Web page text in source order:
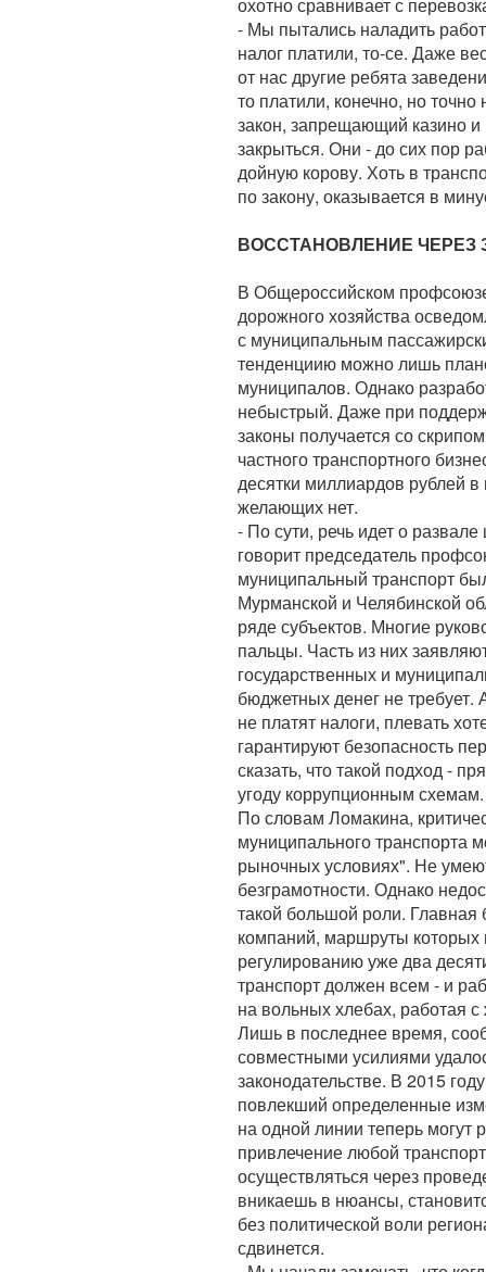
- Мы пытались наладить
налог платили, то-се. Даже
от нас другие ребята
то платили, конечно, но
закон, запрещающий казино
закрыться. Они - до сих пор
дойную корову. Хоть в
по закону, оказывается в
ВОССТАНОВЛЕНИЕ ЧЕРЕЗ
В Общероссийском
дорожного хозяйства
с муниципальным
тенденциию можно лишь
муниципалов. Однако
небыстрый. Даже при
законы получается со
частного транспортного
десятки миллиардов рублей в
желающих нет.
- По сути, речь идет о
говорит председатель
муниципальный транспорт
Мурманской и Челябинской
ряде субъектов. Многие
пальцы. Часть из них
государственных и
бюджетных денег не требует.
не платят налоги, плевать
гарантируют безопасность
сказать, что такой подход -
угоду коррупционным схемам.
По словам Ломакина,
муниципального транспорта
рыночных условиях". Не
безграмотности. Однако
такой большой роли. Главная
компаний, маршруты которых
регулированию уже два
транспорт должен всем - и
на вольных хлебах, работая
Лишь в последнее время,
совместными усилиями
законодательстве. В 2015
повлекший определенные
на одной линии теперь могут
привлечение любой
осуществляться через
вникаешь в нюансы,
без политической воли
сдвинется.